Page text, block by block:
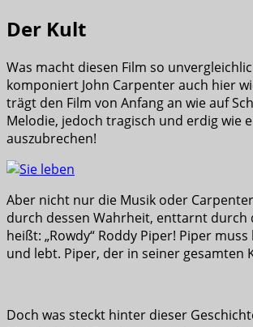
Der Kult
Was macht diesen Film so
komponiert John Carpenter auch hier
trägt den Film von Anfang an wie auf
Melodie, jedoch tragisch und erdig wie
auszubrechen!
Aber nicht nur die Musik oder
durch dessen Wahrheit, enttarnt durch
heißt: „Rowdy“ Roddy Piper! Piper
und lebt. Piper, der in seiner gesamten
Doch was steckt hinter dieser